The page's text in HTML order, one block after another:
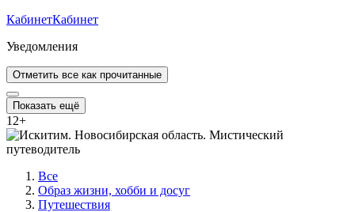
КабинетКабинет
Уведомления
Отметить все как прочитанные
Показать ещё
12+
Все
Образ жизни, хобби и досуг
Путешествия